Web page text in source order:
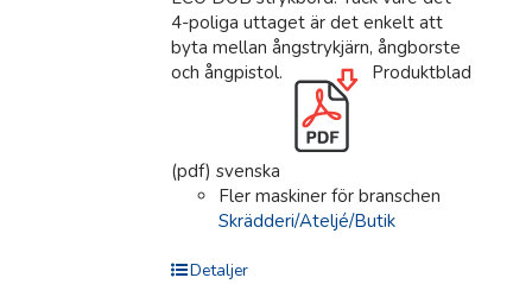
4-poliga uttaget är det enkelt att
byta mellan ångstrykjärn, ångborste
och ångpistol.
Produktblad
(pdf) svenska
Fler maskiner för branschen
Skrädderi/Ateljé/Butik
Detaljer